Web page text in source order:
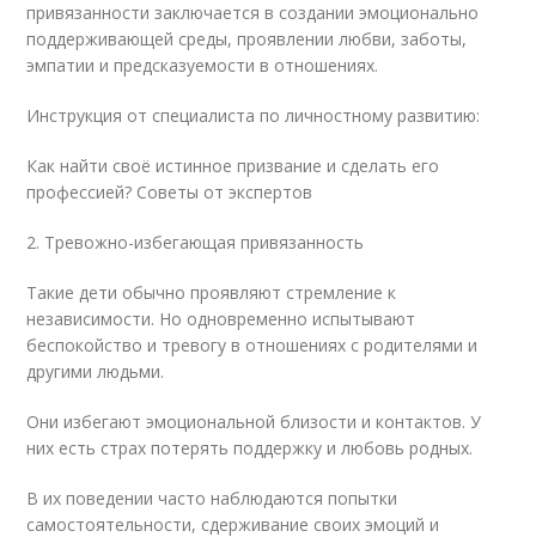
привязанности заключается в создании эмоционально
поддерживающей среды, проявлении любви, заботы,
эмпатии и предсказуемости в отношениях.
Инструкция от специалиста по личностному развитию:
Как найти своё истинное призвание и сделать его
профессией? Советы от экспертов
2. Тревожно-избегающая привязанность
Такие дети обычно проявляют стремление к
независимости. Но одновременно испытывают
беспокойство и тревогу в отношениях с родителями и
другими людьми.
Они избегают эмоциональной близости и контактов. У
них есть страх потерять поддержку и любовь родных.
В их поведении часто наблюдаются попытки
самостоятельности, сдерживание своих эмоций и